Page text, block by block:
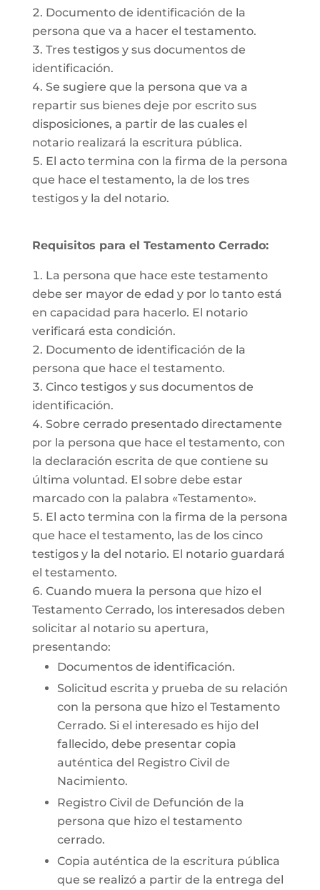
Documento de identificación de la
persona que va a hacer el testamento.
Tres testigos y sus documentos de
identificación.
Se sugiere que la persona que va a
repartir sus bienes deje por escrito sus
disposiciones, a partir de las cuales el
notario realizará la escritura pública.
El acto termina con la firma de la persona
que hace el testamento, la de los tres
testigos y la del notario.
Requisitos para el Testamento Cerrado:
La persona que hace este testamento
debe ser mayor de edad y por lo tanto está
en capacidad para hacerlo. El notario
verificará esta condición.
Documento de identificación de la
persona que hace el testamento.
Cinco testigos y sus documentos de
identificación.
Sobre cerrado presentado directamente
por la persona que hace el testamento, con
la declaración escrita de que contiene su
última voluntad. El sobre debe estar
marcado con la palabra «Testamento».
El acto termina con la firma de la persona
que hace el testamento, las de los cinco
testigos y la del notario. El notario guardará
el testamento.
Cuando muera la persona que hizo el
Testamento Cerrado, los interesados deben
solicitar al notario su apertura,
presentando:
Documentos de identificación.
Solicitud escrita y prueba de su relación
con la persona que hizo el Testamento
Cerrado. Si el interesado es hijo del
fallecido, debe presentar copia
auténtica del Registro Civil de
Nacimiento.
Registro Civil de Defunción de la
persona que hizo el testamento
cerrado.
Copia auténtica de la escritura pública
que se realizó a partir de la entrega del